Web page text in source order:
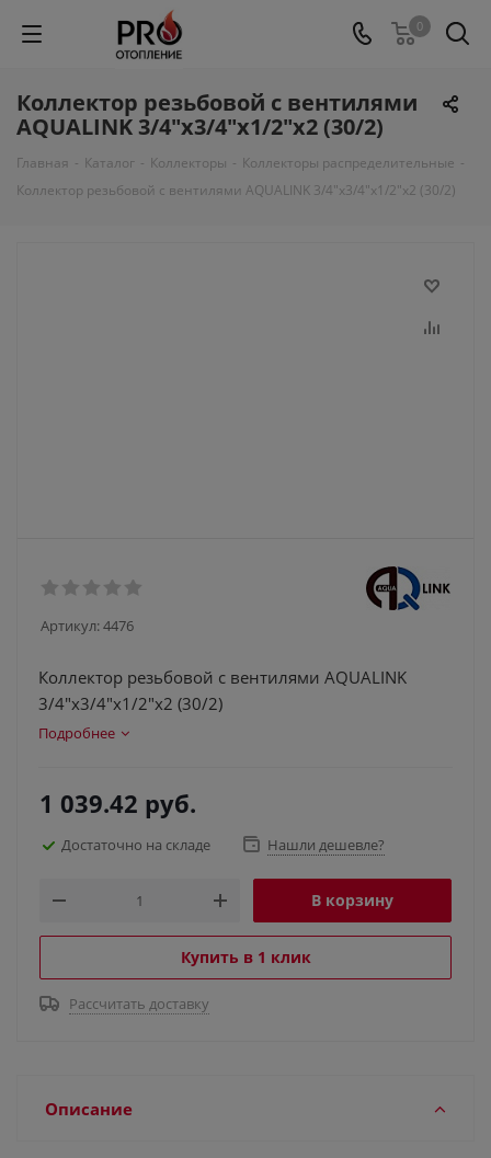
0
Коллектор резьбовой с вентилями
AQUALINK 3/4"х3/4"x1/2"x2 (30/2)
Главная - Каталог - Коллекторы - Коллекторы распределительные -
Коллектор резьбовой с вентилями AQUALINK 3/4"х3/4"x1/2"x2 (30/2)
Артикул:4476
Коллектор резьбовой с вентилями AQUALINK
3/4"х3/4"x1/2"x2 (30/2)
Подробнее
1 039.42 руб.
Достаточно на складе Нашли дешевле?
В корзину
Купить в 1 клик
Рассчитать доставку
Описание